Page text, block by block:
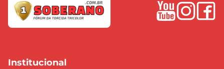
Institucional